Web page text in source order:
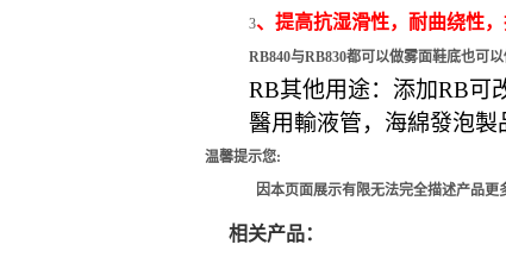
3、提高抗湿滑性，耐曲绕性
RB840与RB830都可以做雾面鞋底也可
RB其他用途：添加RB可
醫用輸液管，海綿發泡製
温馨提示您:
因本页面展示有限无法完全描述产品更
相关产品：